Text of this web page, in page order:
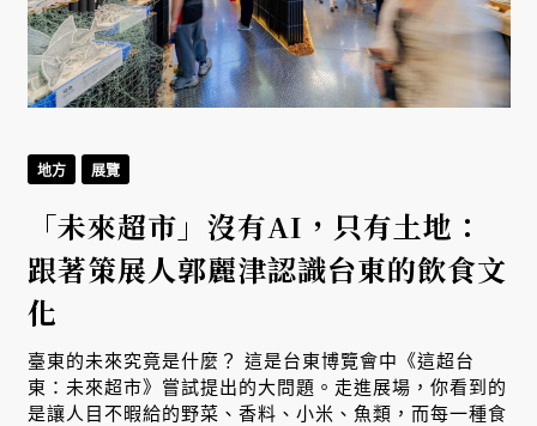
地方 展覽
「未來超市」沒有AI，只有土地：
跟著策展人郭麗津認識台東的飲食文
化
臺東的未來究竟是什麼？ 這是台東博覽會中《這超台
東：未來超市》嘗試提出的大問題。走進展場，你看到的
是讓人目不暇給的野菜、香料、小米、魚類，而每一種食